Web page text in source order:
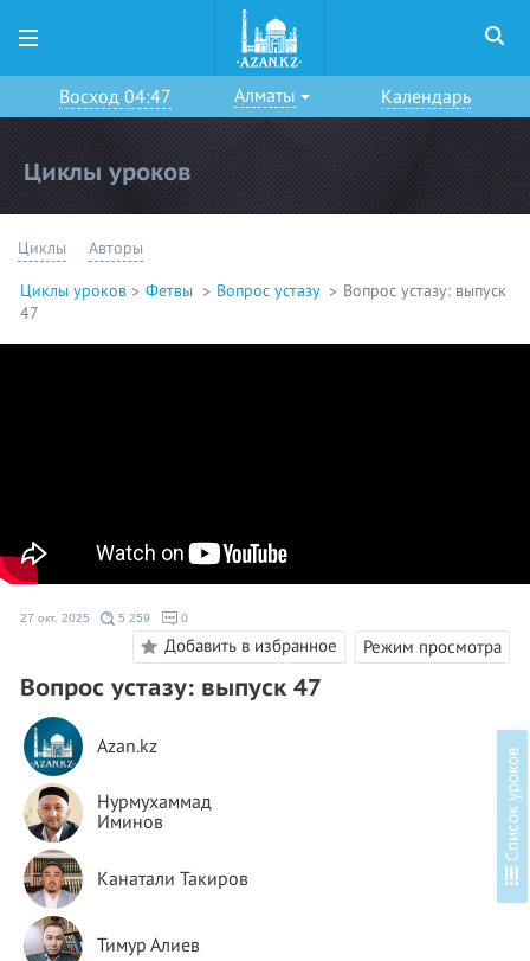
Восход 04:47 Алматы Календарь
Циклы уроков
Циклы Авторы
Циклы уроков Фетвы Вопрос устазу
Вопрос устазу: выпуск
47
27 окт. 2025 5 259 0
Добавить в избранное Режим просмотра
Вопрос устазу: выпуск 47
Azan.kz
Нурмухаммад
Иминов
Канатали Такиров
Тимур Алиев
в